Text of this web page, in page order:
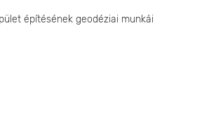
építésének geodéziai munkái